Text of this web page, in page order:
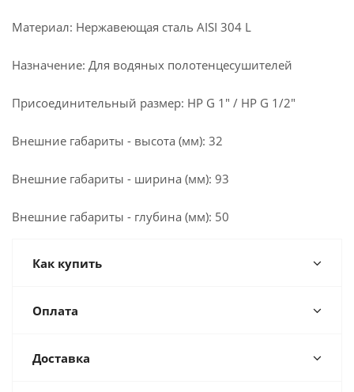
Материал: Нержавеющая сталь AISI 304 L
Назначение: Для водяных полотенцесушителей
Присоединительный размер: НР G 1" / НР G 1/2"
Внешние габариты - высота (мм): 32
Внешние габариты - ширина (мм): 93
Внешние габариты - глубина (мм): 50
Как купить
Оплата
Доставка